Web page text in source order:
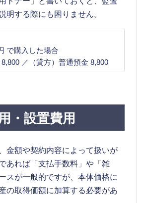
明する際にも困りません。
で購入した場合
8,800 ／（貸方）普通預金 8,800
・設置費用
金額や契約内容によって扱いが
あれば「支払手数料」や「雑
スが一般的ですが、本体価格に
の取得価額に加算する必要があ